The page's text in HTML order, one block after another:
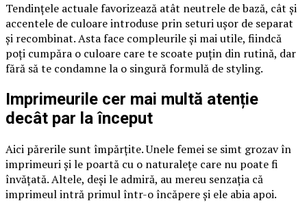
Tendințele actuale favorizează atât neutrele de bază, cât și
accentele de culoare introduse prin seturi ușor de separat
și recombinat. Asta face compleurile și mai utile, fiindcă
poți cumpăra o culoare care te scoate puțin din rutină, dar
fără să te condamne la o singură formulă de styling.
Imprimeurile cer mai multă atenție
decât par la început
Aici părerile sunt împărțite. Unele femei se simt grozav în
imprimeuri și le poartă cu o naturalețe care nu poate fi
învățată. Altele, deși le admiră, au mereu senzația că
imprimeul intră primul într-o încăpere și ele abia apoi.